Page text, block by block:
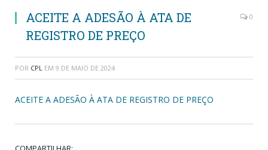
ACEITE A ADESÃO À ATA DE
REGISTRO DE PREÇO
0
POR CPL EM 9 DE MAIO DE 2024
ACEITE A ADESÃO À ATA DE REGISTRO DE PREÇO